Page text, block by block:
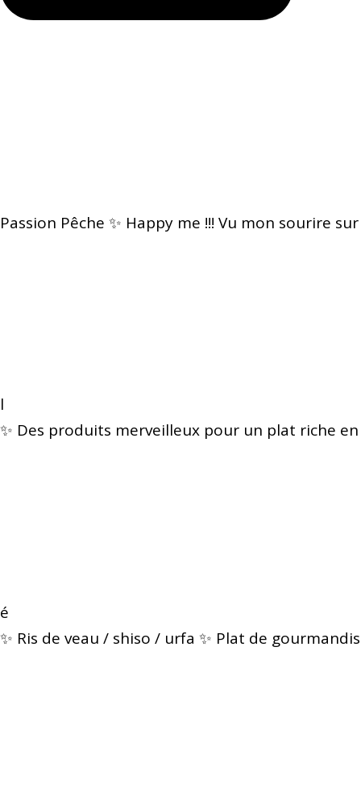
Passion Pêche ✨ Happy me !!! Vu mon sourire sur
l
✨ Des produits merveilleux pour un plat riche en
é
✨ Ris de veau / shiso / urfa ✨ Plat de gourmandis